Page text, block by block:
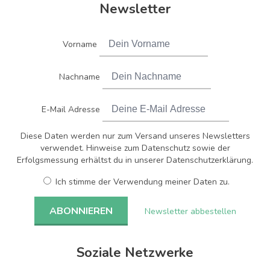
Newsletter
Vorname
Nachname
E-Mail Adresse
Diese Daten werden nur zum Versand unseres Newsletters
verwendet. Hinweise zum Datenschutz sowie der
Erfolgsmessung erhältst du in unserer Datenschutzerklärung.
Ich stimme der Verwendung meiner Daten zu.
Newsletter abbestellen
Soziale Netzwerke